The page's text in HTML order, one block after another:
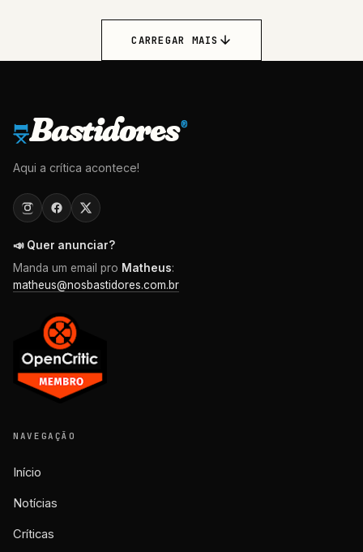
CARREGAR MAIS
Bastidores®
Aqui a crítica acontece!
📣 Quer anunciar?
Manda um email pro Matheus:
matheus@nosbastidores.com.br
NAVEGAÇÃO
Início
Notícias
Críticas